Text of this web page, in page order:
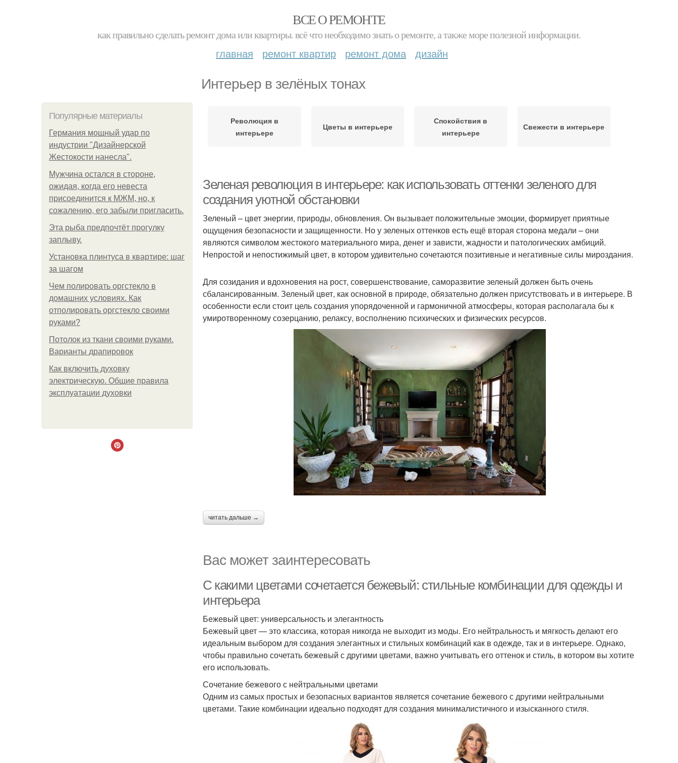
ВСЕ О РЕМОНТЕ
как правильно сделать ремонт дома или квартиры. всё что необходимо знать о ремонте, а также море полезной информации.
главная ремонт квартир ремонт дома дизайн
Интерьер в зелёных тонах
Популярные материалы
Германия мощный удар по
индустрии "Дизайнерской
Жестокости нанесла".
Мужчина остался в стороне,
ожидая, когда его невеста
присоединится к МЖМ, но, к
сожалению, его забыли пригласить.
Эта рыба предпочтёт прогулку
заплыву.
Установка плинтуса в квартире: шаг
за шагом
Чем полировать оргстекло в
домашних условиях. Как
отполировать оргстекло своими
руками?
Потолок из ткани своими руками.
Варианты драпировок
Как включить духовку
электрическую. Общие правила
эксплуатации духовки
Революция в
интерьере
Цветы в интерьере
Спокойствия в
интерьере
Свежести в интерьере
Зеленая революция в интерьере: как использовать оттенки зеленого для
создания уютной обстановки
Зеленый – цвет энергии, природы, обновления. Он вызывает положительные эмоции, формирует приятные
ощущения безопасности и защищенности. Но у зеленых оттенков есть ещё вторая сторона медали – они
являются символом жестокого материального мира, денег и зависти, жадности и патологических амбиций.
Непростой и непостижимый цвет, в котором удивительно сочетаются позитивные и негативные силы мироздания.
Для созидания и вдохновения на рост, совершенствование, саморазвитие зеленый должен быть очень
сбалансированным. Зеленый цвет, как основной в природе, обязательно должен присутствовать и в интерьере. В
особенности если стоит цель создания упорядоченной и гармоничной атмосферы, которая располагала бы к
умиротворенному созерцанию, релаксу, восполнению психических и физических ресурсов.
читать дальше →
Вас может заинтересовать
С какими цветами сочетается бежевый: стильные комбинации для одежды и
интерьера
Бежевый цвет: универсальность и элегантность
Бежевый цвет — это классика, которая никогда не выходит из моды. Его нейтральность и мягкость делают его
идеальным выбором для создания элегантных и стильных комбинаций как в одежде, так и в интерьере. Однако,
чтобы правильно сочетать бежевый с другими цветами, важно учитывать его оттенок и стиль, в котором вы хотите
его использовать.
Сочетание бежевого с нейтральными цветами
Одним из самых простых и безопасных вариантов является сочетание бежевого с другими нейтральными
цветами. Такие комбинации идеально подходят для создания минималистичного и изысканного стиля.